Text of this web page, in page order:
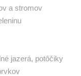
a stromov
jazerá, potôčiky